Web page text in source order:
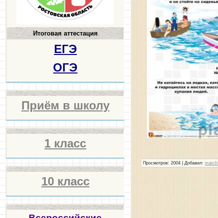
Итоговая аттестация
ЕГЭ
ОГЭ
Приём в школу
1 класс
10 класс
Просмотров: 2004 | Добавил: